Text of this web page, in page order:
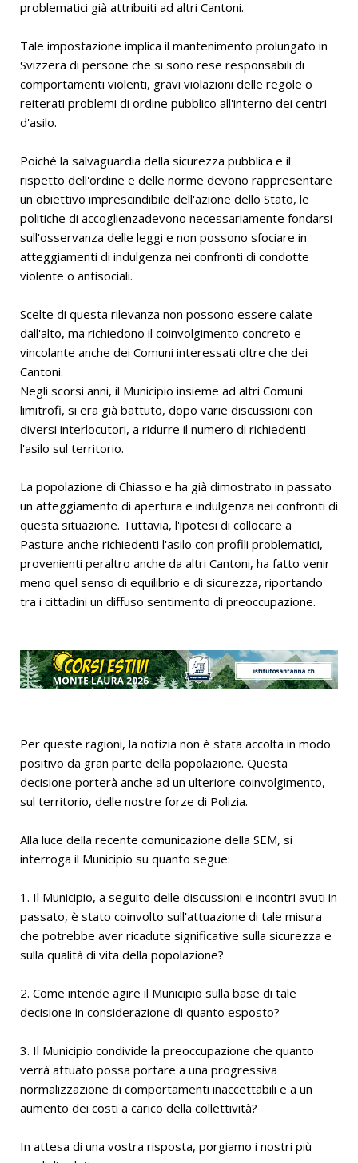
problematici già attribuiti ad altri Cantoni.
Tale impostazione implica il mantenimento prolungato in
Svizzera di persone che si sono rese responsabili di
comportamenti violenti, gravi violazioni delle regole o
reiterati problemi di ordine pubblico all'interno dei centri
d'asilo.
Poiché la salvaguardia della sicurezza pubblica e il
rispetto dell'ordine e delle norme devono rappresentare
un obiettivo imprescindibile dell'azione dello Stato, le
politiche di accoglienzadevono necessariamente fondarsi
sull'osservanza delle leggi e non possono sfociare in
atteggiamenti di indulgenza nei confronti di condotte
violente o antisociali.
Scelte di questa rilevanza non possono essere calate
dall'alto, ma richiedono il coinvolgimento concreto e
vincolante anche dei Comuni interessati oltre che dei
Cantoni.
Negli scorsi anni, il Municipio insieme ad altri Comuni
limitrofi, si era già battuto, dopo varie discussioni con
diversi interlocutori, a ridurre il numero di richiedenti
l'asilo sul territorio.
La popolazione di Chiasso e ha già dimostrato in passato
un atteggiamento di apertura e indulgenza nei confronti di
questa situazione. Tuttavia, l'ipotesi di collocare a
Pasture anche richiedenti l'asilo con profili problematici,
provenienti peraltro anche da altri Cantoni, ha fatto venir
meno quel senso di equilibrio e di sicurezza, riportando
tra i cittadini un diffuso sentimento di preoccupazione.
Per queste ragioni, la notizia non è stata accolta in modo
positivo da gran parte della popolazione. Questa
decisione porterà anche ad un ulteriore coinvolgimento,
sul territorio, delle nostre forze di Polizia.
Alla luce della recente comunicazione della SEM, si
interroga il Municipio su quanto segue:
1. Il Municipio, a seguito delle discussioni e incontri avuti in
passato, è stato coinvolto sull'attuazione di tale misura
che potrebbe aver ricadute significative sulla sicurezza e
sulla qualità di vita della popolazione?
2. Come intende agire il Municipio sulla base di tale
decisione in considerazione di quanto esposto?
3. Il Municipio condivide la preoccupazione che quanto
verrà attuato possa portare a una progressiva
normalizzazione di comportamenti inaccettabili e a un
aumento dei costi a carico della collettività?
In attesa di una vostra risposta, porgiamo i nostri più